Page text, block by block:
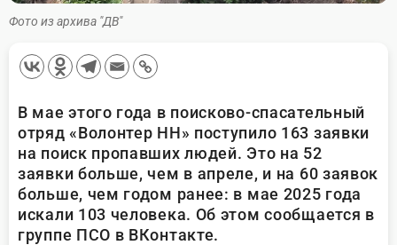
Фото из архива "ДВ"
В мае этого года в поисково-спасательный
отряд «Волонтер НН» поступило 163 заявки
на поиск пропавших людей. Это на 52
заявки больше, чем в апреле, и на 60 заявок
больше, чем годом ранее: в мае 2025 года
искали 103 человека. Об этом сообщается в
группе ПСО в ВКонтакте.